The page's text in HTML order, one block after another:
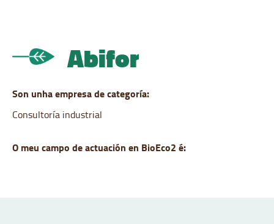
Abifor
Son unha empresa de categoría:
Consultoría industrial
O meu campo de actuación en BioEco2 é: